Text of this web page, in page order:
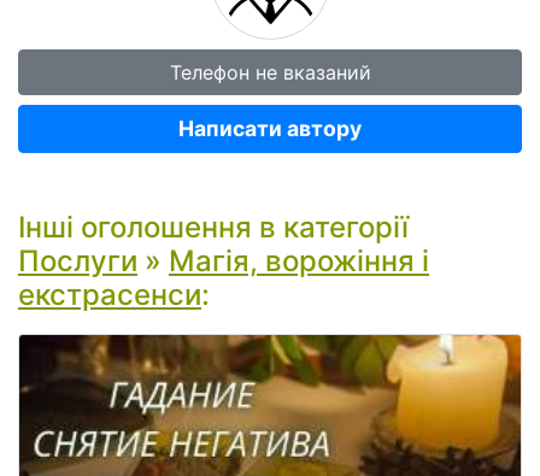
Телефон не вказаний
Написати автору
Інші оголошення в категорії
Послуги » Магія, ворожіння і
екстрасенси: